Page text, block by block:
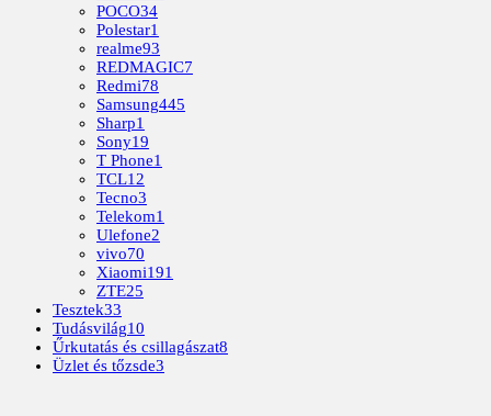
POCO34
Polestar1
realme93
REDMAGIC7
Redmi78
Samsung445
Sharp1
Sony19
T Phone1
TCL12
Tecno3
Telekom1
Ulefone2
vivo70
Xiaomi191
ZTE25
Tesztek33
Tudásvilág10
Űrkutatás és csillagászat8
Üzlet és tőzsde3